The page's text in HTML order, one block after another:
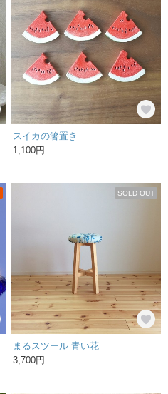
スイカの箸置き
1,100円
SOLD OUT
まるスツール 青い花
3,700円